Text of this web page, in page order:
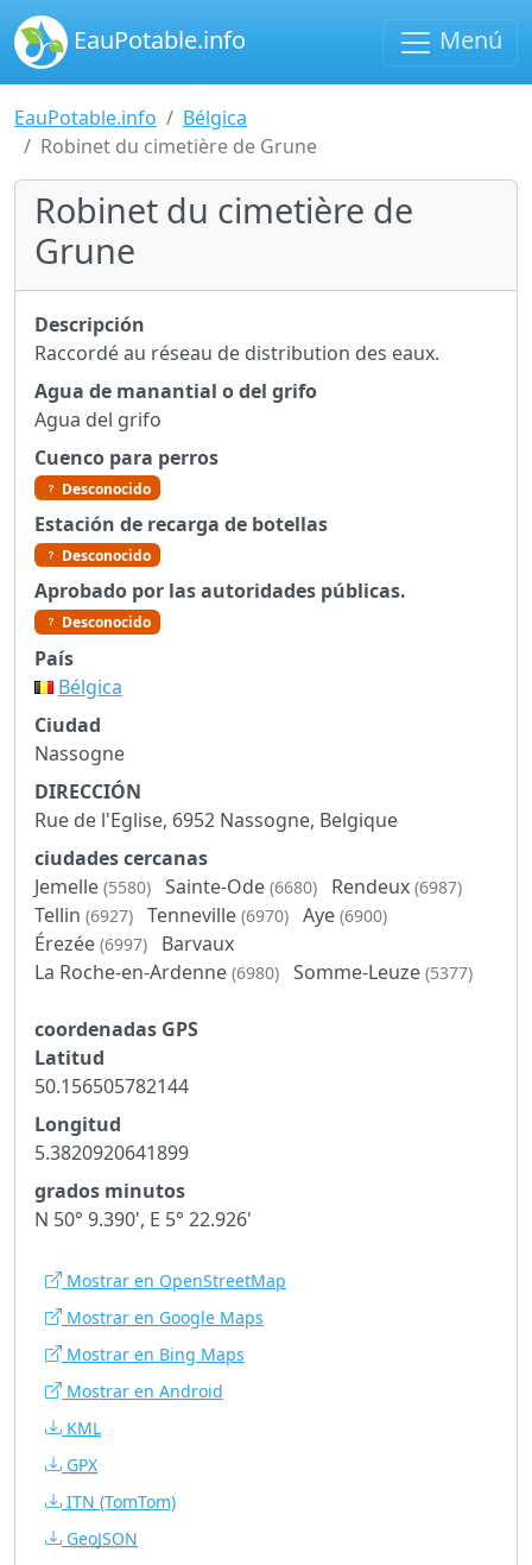
EauPotable.info Menú
EauPotable.info
Bélgica
Robinet du cimetière de Grune
Robinet du cimetière de
Grune
Descripción
Raccordé au réseau de distribution des eaux.
Agua de manantial o del grifo
Agua del grifo
Cuenco para perros
Desconocido
Estación de recarga de botellas
Desconocido
Aprobado por las autoridades públicas.
Desconocido
País
Bélgica
Ciudad
Nassogne
DIRECCIÓN
Rue de l'Eglise, 6952 Nassogne, Belgique
ciudades cercanas
Jemelle (5580) Sainte-Ode (6680) Rendeux (6987)
Tellin (6927) Tenneville (6970) Aye (6900)
Érezée (6997)
Barvaux
La Roche-en-Ardenne (6980) Somme-Leuze (5377)
coordenadas GPS
Latitud
50.156505782144
Longitud
5.3820920641899
grados minutos
N 50° 9.390', E 5° 22.926'
Mostrar en OpenStreetMap
Mostrar en Google Maps
Mostrar en Bing Maps
Mostrar en Android
KML
GPX
ITN (TomTom)
GeoJSON